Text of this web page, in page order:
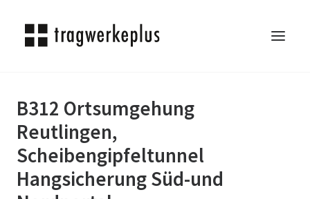
TRAGWERKEPLUS
BLOG
REFERENZEN
ÜBER UNS
KARRIERE
B312 Ortsumgehung
Reutlingen,
Scheibengipfeltunnel
Hangsicherung Süd-und